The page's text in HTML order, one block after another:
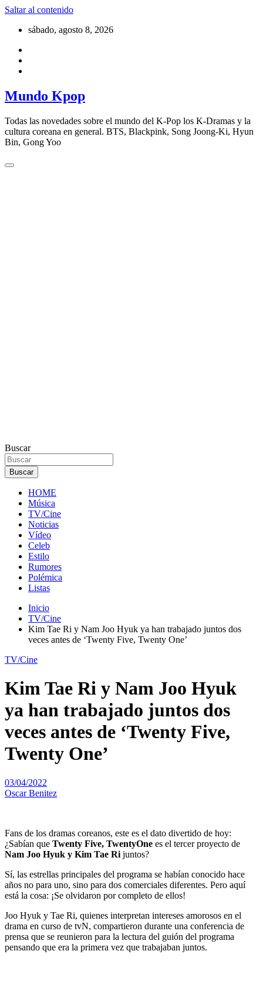
Saltar al contenido
sábado, agosto 8, 2026
Mundo Kpop
Todas las novedades sobre el mundo del K-Pop los K-Dramas y la
cultura coreana en general. BTS, Blackpink, Song Joong-Ki, Hyun
Bin, Gong Yoo
Buscar
Buscar
HOME
Música
TV/Cine
Noticias
Vídeo
Celeb
Estilo
Rumores
Polémica
Listas
Inicio
TV/Cine
Kim Tae Ri y Nam Joo Hyuk ya han trabajado juntos dos
veces antes de ‘Twenty Five, Twenty One’
TV/Cine
Kim Tae Ri y Nam Joo Hyuk
ya han trabajado juntos dos
veces antes de ‘Twenty Five,
Twenty One’
03/04/2022
Oscar Benitez
Fans de los dramas coreanos, este es el dato divertido de hoy:
¿Sabían que Twenty Five, TwentyOne es el tercer proyecto de
Nam Joo Hyuk y Kim Tae Ri juntos?
Sí, las estrellas principales del programa se habían conocido hace
años no para uno, sino para dos comerciales diferentes. Pero aquí
está la cosa: ¡Se olvidaron por completo de ellos!
Joo Hyuk y Tae Ri, quienes interpretan intereses amorosos en el
drama en curso de tvN, compartieron durante una conferencia de
prensa que se reunieron para la lectura del guión del programa
pensando que era la primera vez que trabajaban juntos.